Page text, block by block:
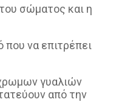
σώματος και η
να επιτρέπει
γυαλιών
από την